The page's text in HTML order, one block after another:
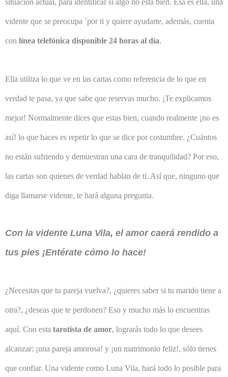
situación actual, para identificar si algo no está bien. Esa es ella, una
vidente que se preocupa ´por ti y quiere ayudarte, además, cuenta
con línea telefónica disponible 24 horas al día.
Ella utiliza lo que ve en las cartas como referencia de lo que en
verdad te pasa, ya que sabe que reservas mucho. ¡Te explicamos
mejor! Normalmente dices que estas bien, cuando realmente ¡no es
así! lo que haces es repetir lo que se dice por costumbre. ¿Cuántos
no están sufriendo y demuestran una cara de tranquilidad? Por eso,
las cartas son quienes de verdad hablan de ti. Así que, ninguno que
diga llamarse vidente, te hará alguna pregunta.
Con la vidente Luna Vila, el amor caerá rendido a
tus pies ¡Entérate cómo lo hace!
¿Necesitas que tu pareja vuelva?, ¿quieres saber si tu marido tiene a
otra?, ¿deseas que te perdonen? Eso y mucho más lo encuentras
aquí. Con esta tarotista de amor, lograrás todo lo que desees
alcanzar: ¡una pareja amorosa! y ¡un matrimonio feliz!, sólo tienes
que confiar. Una vidente como Luna Vila, hará todo lo posible para